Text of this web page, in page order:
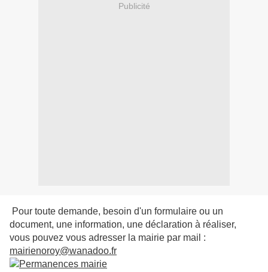
Publicité
Pour toute demande, besoin d'un formulaire ou un
document, une information, une déclaration à réaliser,
vous pouvez vous adresser la mairie par mail :
mairienoroy@wanadoo.fr